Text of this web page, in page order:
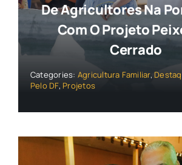
De Agricultores Na
Com O Projeto
Cerrado
Categories: Agricultura Familiar,
Pelo DF, Projetos